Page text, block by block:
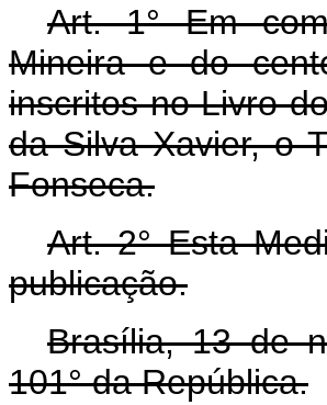
Art. 1° Em
Mineira e do
inscritos no Livro
da Silva Xavier, o
Fonseca.
Art. 2° Esta
publicação.
Brasília, 13 de
101° da República.